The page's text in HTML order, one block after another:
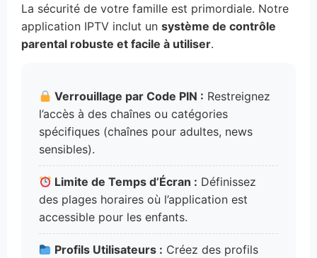
La sécurité de votre famille est primordiale. Notre
application IPTV inclut un système de contrôle
parental robuste et facile à utiliser.
Verrouillage par Code PIN : Restreignez
l’accès à des chaînes ou catégories
spécifiques (chaînes pour adultes, news
sensibles).
Limite de Temps d’Écran : Définissez
des plages horaires où l’application est
accessible pour les enfants.
Profils Utilisateurs : Créez des profils